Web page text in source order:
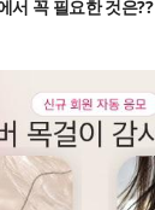
서 꼭 필요한 것은??